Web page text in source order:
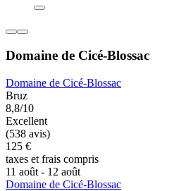
Domaine de Cicé-Blossac
Domaine de Cicé-Blossac
Bruz
8,8/10
Excellent
(538 avis)
125 €
taxes et frais compris
11 août - 12 août
Domaine de Cicé-Blossac